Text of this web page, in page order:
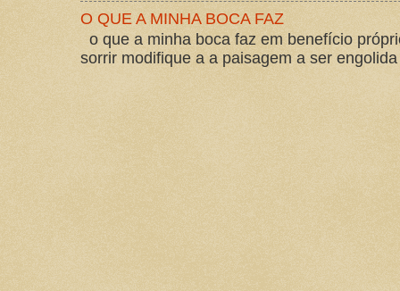
O QUE A MINHA BOCA FAZ
o que a minha boca faz em benefício
sorrir modifique a a paisagem a ser